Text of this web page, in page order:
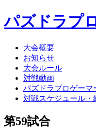
パズドラプ
大会概要
お知らせ
大会ルール
対戦動画
パズドラプロゲーマ
対戦スケジュール・
第59試合